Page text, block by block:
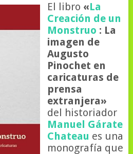
El libro «La
Creación de un
Monstruo : La
imagen de
Augusto
Pinochet en
caricaturas de
prensa
extranjera»
del historiador
Manuel Gárate
Chateau es una
monografía que